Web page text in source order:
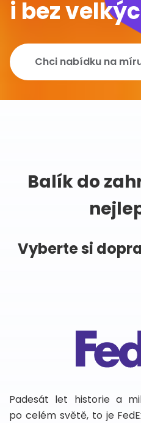
i bez
Chci nabídku na
Balík do
Vyberte si
Padesát let historie a
po celém světě, to je